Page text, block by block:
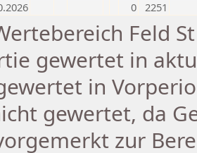
0 2251
Feld
gewertet in
in
gewertet, da
zur